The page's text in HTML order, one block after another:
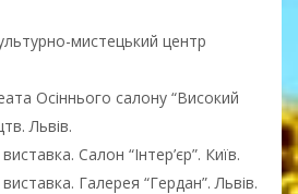
мистецький центр
Осіннього салону “Високий
Львів.
Салон “Інтер’єр”. Київ.
Галерея “Гердан”. Львів.